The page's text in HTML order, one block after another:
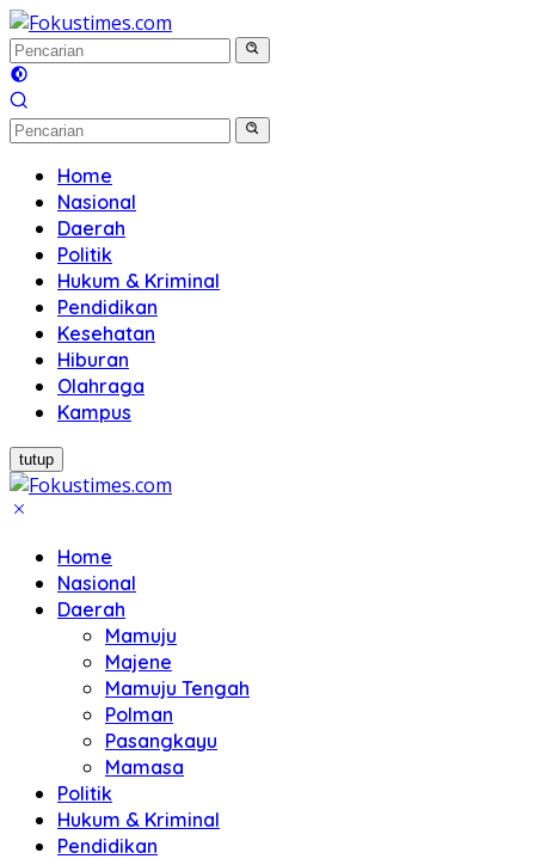
Langsung
ke
konten
Home
Nasional
Daerah
Politik
Hukum & Kriminal
Pendidikan
Kesehatan
Hiburan
Olahraga
Kampus
tutup
Home
Nasional
Daerah
Mamuju
Majene
Mamuju Tengah
Polman
Pasangkayu
Mamasa
Politik
Hukum & Kriminal
Pendidikan